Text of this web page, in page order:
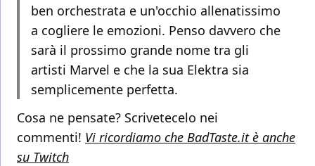
ben orchestrata e un'occhio allenatissimo
a cogliere le emozioni. Penso davvero che
sarà il prossimo grande nome tra gli
artisti Marvel e che la sua Elektra sia
semplicemente perfetta.
Cosa ne pensate? Scrivetecelo nei
commenti! Vi ricordiamo che BadTaste.it è anche
su Twitch